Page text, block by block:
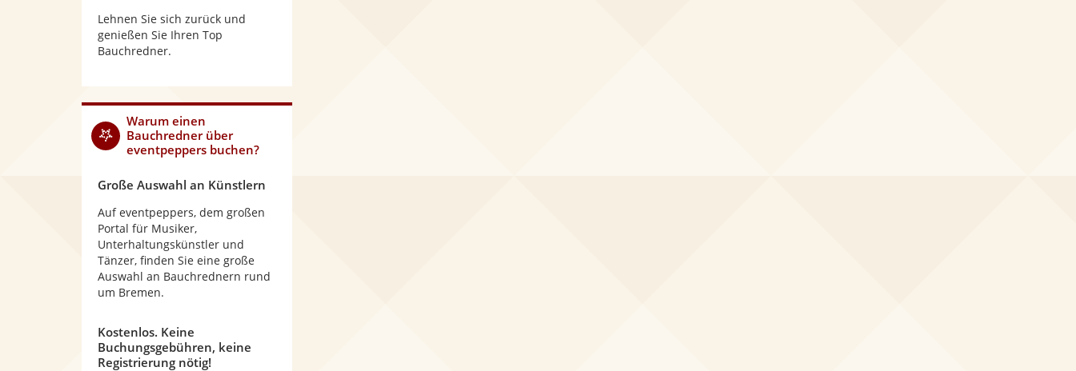
Lehnen Sie sich zurück und
genießen Sie Ihren Top
Bauchredner.
Warum einen
Bauchrednerüber
eventpeppers buchen?
Große Auswahl an Künstlern
Auf eventpeppers, dem großen
Portal für Musiker,
Unterhaltungskünstler und
Tänzer, finden Sie eine große
Auswahl an Bauchrednern rund
um Bremen.
Kostenlos. Keine
Buchungsgebühren, keine
Registrierung nötig!